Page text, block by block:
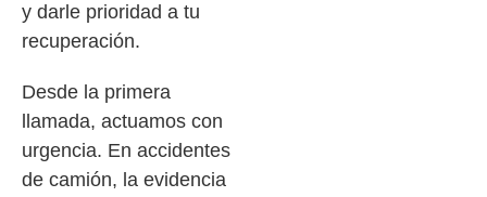
y darle prioridad a tu
recuperación.
Desde la primera
llamada, actuamos con
urgencia. En accidentes
de camión, la evidencia